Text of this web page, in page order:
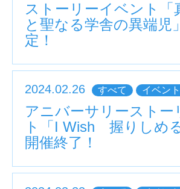
ストーリーイベント「
と聖なる学舎の異端児
定！
2024.02.26 すべて イベント
アニバーサリーストー
ト「I Wish 握りしめ
開催終了！